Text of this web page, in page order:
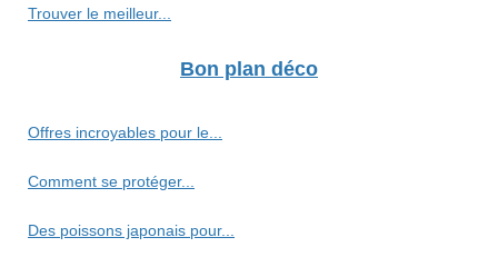
Trouver le meilleur...
Bon plan déco
Offres incroyables pour le...
Comment se protéger...
Des poissons japonais pour...